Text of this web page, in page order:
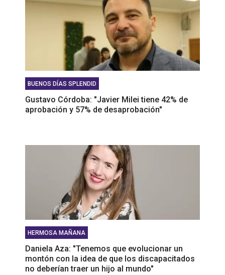
BUENOS DÍAS SPLENDID
Gustavo Córdoba: "Javier Milei tiene 42% de
aprobación y 57% de desaprobación"
HERMOSA MAÑANA
Daniela Aza: "Tenemos que evolucionar un
montón con la idea de que los discapacitados
no deberían traer un hijo al mundo"